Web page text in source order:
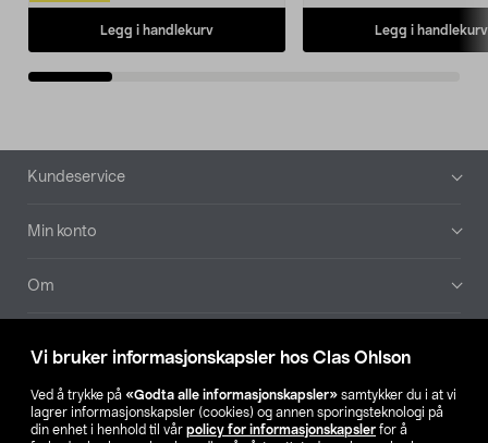
Vi bruker informasjonskapsler hos Clas Ohlson
Ved å trykke på «Godta alle informasjonskapsler» samtykker du i at vi
lagrer informasjonskapsler (cookies) og annen sporingsteknologi på
din enhet i henhold til vår policy for informasjonskapsler for å
Legg i handlekurv Legg i handlekurv
Bunntekst
Kundeservice
Min konto
Om
Våre selskaper